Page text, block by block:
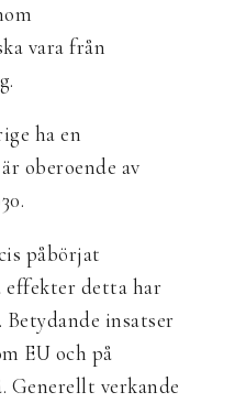
vara från
ha en
oberoende av
påbörjat
effekter detta har
Betydande insatser
EU och på
Generellt verkande